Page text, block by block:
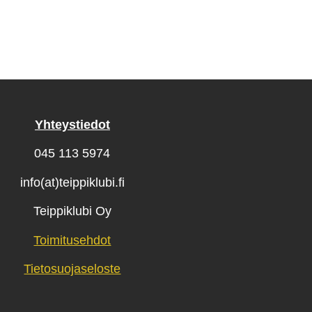
Yhteystiedot
045 113 5974
info(at)teippiklubi.fi
Teippiklubi Oy
Toimitusehdot
Tietosuojaseloste